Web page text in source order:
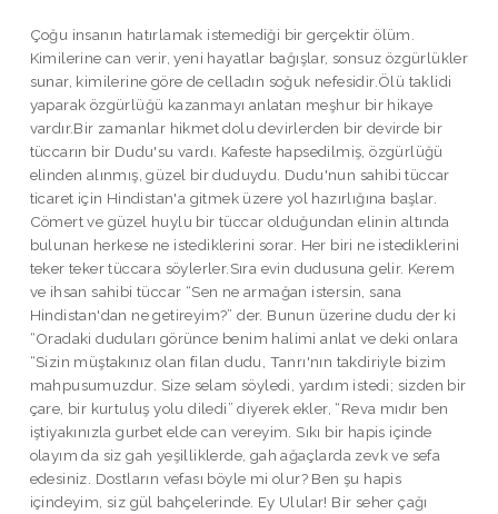
Çoğu insanın hatırlamak istemediği bir gerçektir ölüm.
Kimilerine can verir, yeni hayatlar bağışlar, sonsuz özgürlükler
sunar, kimilerine göre de celladın soğuk nefesidir.Ölü taklidi
yaparak özgürlüğü kazanmayı anlatan meşhur bir hikaye
vardır.Bir zamanlar hikmet dolu devirlerden bir devirde bir
tüccarın bir Dudu'su vardı. Kafeste hapsedilmiş, özgürlüğü
elinden alınmış, güzel bir duduydu. Dudu'nun sahibi tüccar
ticaret için Hindistan'a gitmek üzere yol hazırlığına başlar.
Cömert ve güzel huylu bir tüccar olduğundan elinin altında
bulunan herkese ne istediklerini sorar. Her biri ne istediklerini
teker teker tüccara söylerler.Sıra evin dudusuna gelir. Kerem
ve ihsan sahibi tüccar “Sen ne armağan istersin, sana
Hindistan'dan ne getireyim?” der. Bunun üzerine dudu der ki
“Oradaki duduları görünce benim halimi anlat ve deki onlara
“Sizin müştakınız olan filan dudu, Tanrı'nın takdiriyle bizim
mahpusumuzdur. Size selam söyledi, yardım istedi; sizden bir
çare, bir kurtuluş yolu diledi” diyerek ekler, “Reva mıdır ben
iştiyakınızla gurbet elde can vereyim. Sıkı bir hapis içinde
olayım da siz gah yeşilliklerde, gah ağaçlarda zevk ve sefa
edesiniz. Dostların vefası böyle mi olur? Ben şu hapis
içindeyim, siz gül bahçelerinde. Ey Ulular! Bir seher çağı